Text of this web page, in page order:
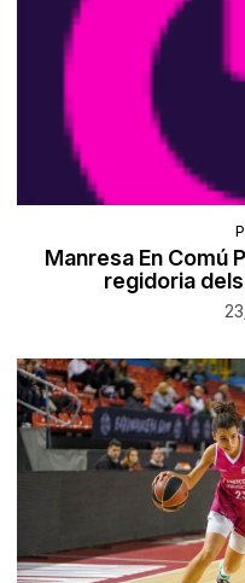
Manresa En Comú
regidoria